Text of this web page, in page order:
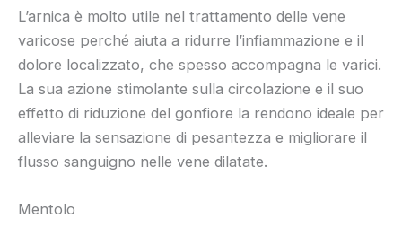
L’arnica è molto utile nel trattamento delle vene
varicose perché aiuta a ridurre l’infiammazione e il
dolore localizzato, che spesso accompagna le varici.
La sua azione stimolante sulla circolazione e il suo
effetto di riduzione del gonfiore la rendono ideale per
alleviare la sensazione di pesantezza e migliorare il
flusso sanguigno nelle vene dilatate.
Mentolo